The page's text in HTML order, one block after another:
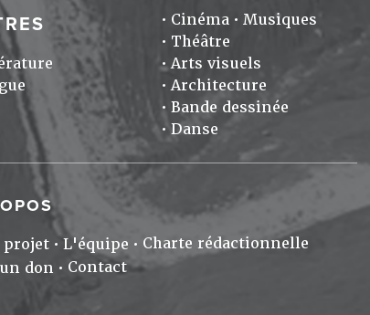
Cinéma
Musiques
Théâtre
Arts visuels
Architecture
Bande dessinée
Danse
projet L'équipe
Charte rédactionnelle
don
Contact